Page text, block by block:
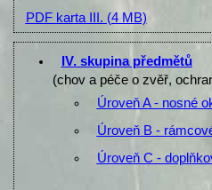
PDF karta III. (4 MB)
IV. skupina předmětů
(chov a péče o zvěř,
Úroveň A - nosné
Úroveň B -
Úroveň C -